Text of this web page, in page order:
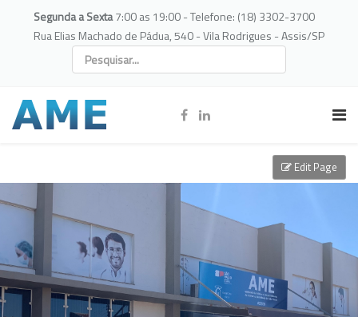
Segunda a Sexta7:00 as 19:00 - Telefone: (18) 3302-3700
Rua Elias Machado de Pádua, 540 - Vila Rodrigues - Assis/SP
Edit Page